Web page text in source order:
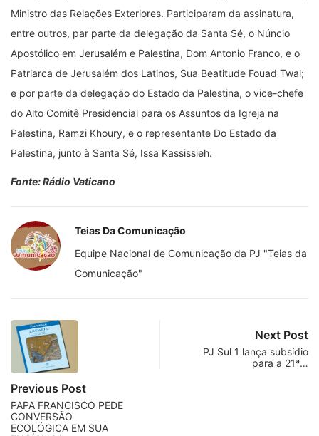
Ministro das Relações Exteriores. Participaram da assinatura,
entre outros, par parte da delegação da Santa Sé, o Núncio
Apostólico em Jerusalém e Palestina, Dom Antonio Franco, e o
Patriarca de Jerusalém dos Latinos, Sua Beatitude Fouad Twal;
e por parte da delegação do Estado da Palestina, o vice-chefe
do Alto Comitê Presidencial para os Assuntos da Igreja na
Palestina, Ramzi Khoury, e o representante Do Estado da
Palestina, junto à Santa Sé, Issa Kassissieh.
Fonte: Rádio Vaticano
Teias Da Comunicação
Equipe Nacional de Comunicação da PJ "Teias da
Comunicação"
Previous Post
PAPA FRANCISCO PEDE
CONVERSÃO
ECOLÓGICA EM SUA
Next Post
PJ Sul 1 lança subsídio
para a 21ª…